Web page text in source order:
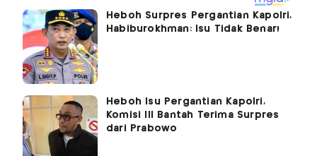
Heboh Surpres Pergantian Kapolri,
Habiburokhman: Isu Tidak Benar!
Heboh Isu Pergantian Kapolri,
Komisi III Bantah Terima Surpres
dari Prabowo